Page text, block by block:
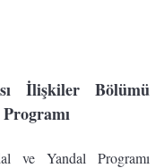
İlişkiler Bölümü
ve Yandal Programı